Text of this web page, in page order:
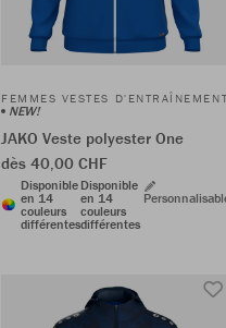
FEMMES VESTES
NEW!
JAKO Veste polyester One
dès 40,00 CHF
Disponible
en 14
couleurs
différentes
Disponible
en 14
couleurs
différentes